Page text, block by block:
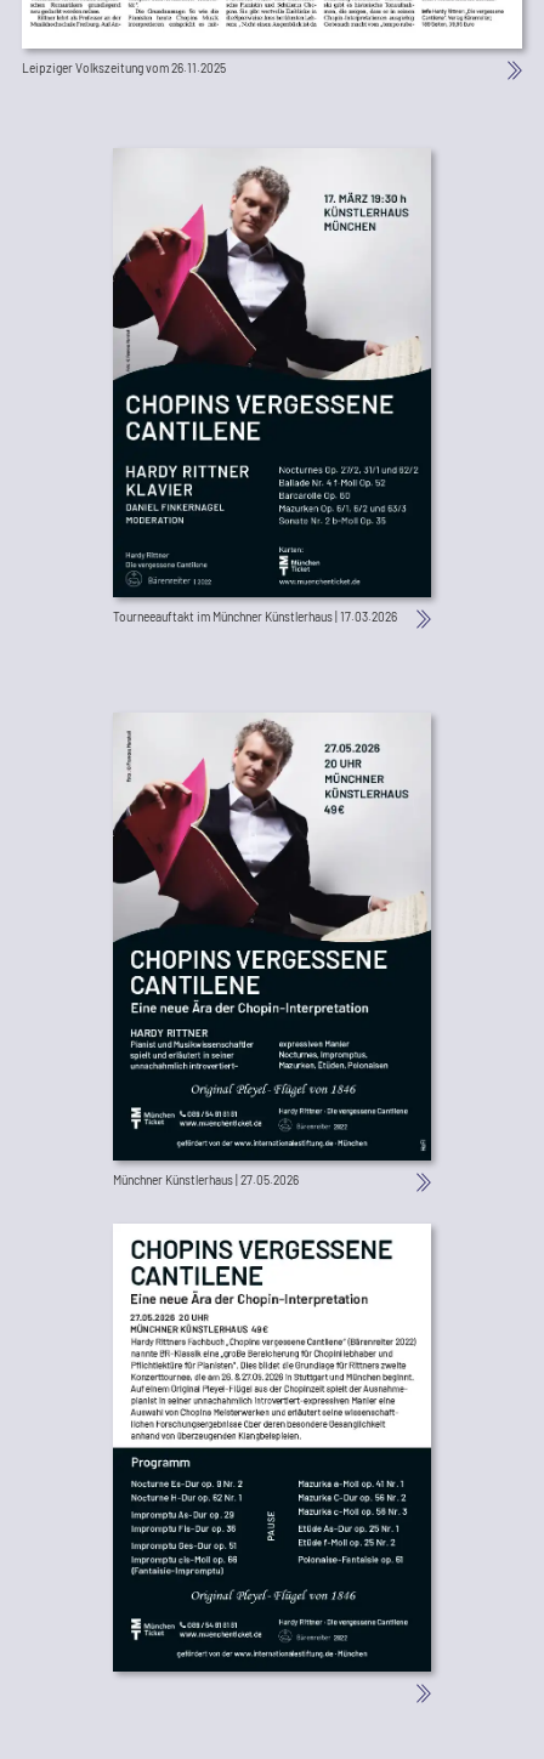
Leipziger Volkszeitung vom 26.11.2025
Tourneeauftakt im Münchner Künstlerhaus | 17.03.2026
Münchner Künstlerhaus | 27.05.2026